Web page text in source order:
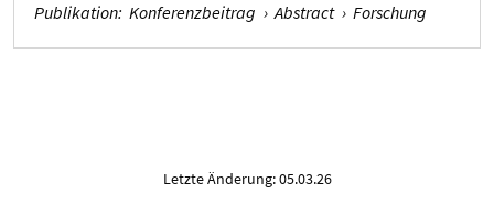
Publikation: Konferenzbeitrag › Abstract › Forschung
Letzte Änderung: 05.03.26